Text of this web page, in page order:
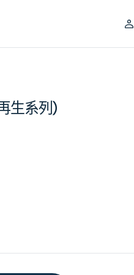
生系列)